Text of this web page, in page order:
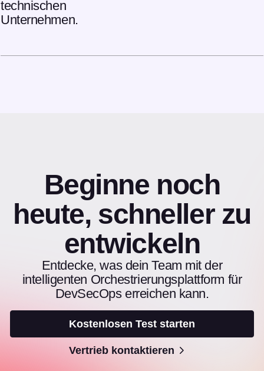
technischen
Unternehmen.
Beginne noch
heute, schneller zu
entwickeln
Entdecke, was dein Team mit der
intelligenten Orchestrierungsplattform für
DevSecOps erreichen kann.
Kostenlosen Test starten
Vertrieb kontaktieren